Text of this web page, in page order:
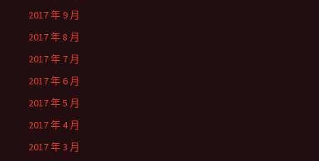
2017 年 9 月
2017 年 8 月
2017 年 7 月
2017 年 6 月
2017 年 5 月
2017 年 4 月
2017 年 3 月